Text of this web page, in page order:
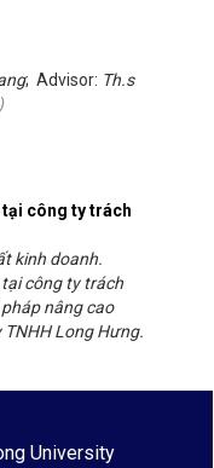
tại công ty trách
; Advisor: Th.s
kinh doanh.
công ty trách
nâng cao
Long Hưng.
University